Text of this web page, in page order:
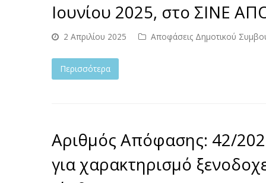
Ιουνίου 2025, στο ΣΙΝΕ
2 Απριλίου 2025 Αποφάσεις Δημοτικού
Περισσότερα
Αριθμός Απόφασης: 42/
για χαρακτηρισμό